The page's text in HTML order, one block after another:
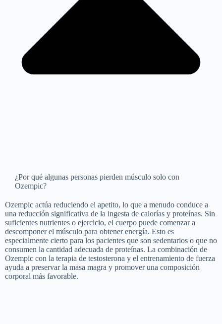
¿Por qué algunas personas pierden músculo solo con
Ozempic?
Ozempic actúa reduciendo el apetito, lo que a menudo conduce a
una reducción significativa de la ingesta de calorías y proteínas. Sin
suficientes nutrientes o ejercicio, el cuerpo puede comenzar a
descomponer el músculo para obtener energía. Esto es
especialmente cierto para los pacientes que son sedentarios o que no
consumen la cantidad adecuada de proteínas. La combinación de
Ozempic con la terapia de testosterona y el entrenamiento de fuerza
ayuda a preservar la masa magra y promover una composición
corporal más favorable.